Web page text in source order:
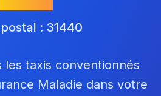
: 31440
les taxis conventionnés
Maladie dans votre